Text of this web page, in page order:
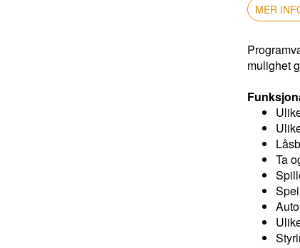
MER
mulighet
Ta